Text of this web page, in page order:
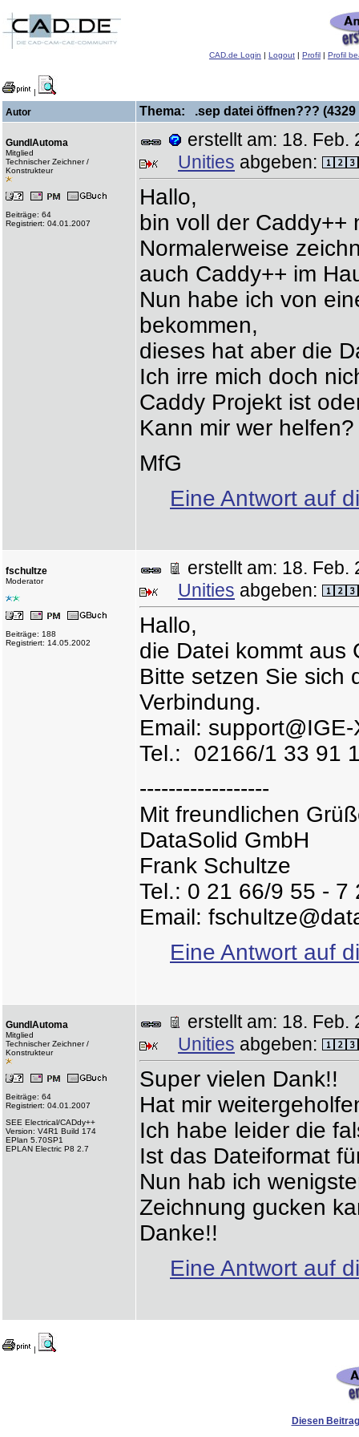
CAD.de Login | Logout | Profil | Profil
|
Autor Thema: .sep datei öffnen??? (4329
GundlAutoma
Mitglied
Technischer Zeichner /
Konstrukteur
Beiträge: 64
Registriert: 04.01.2007
erstellt am: 18.
Unities abgeben:
Hallo,
bin voll der Caddy++
Normalerweise
auch Caddy++ im
Nun habe ich von
bekommen,
dieses hat aber die
Ich irre mich doch
Caddy Projekt ist
Kann mir wer helfen?
MfG
Eine Antwort auf
fschultze
Moderator
Beiträge: 188
Registriert: 14.05.2002
erstellt am: 18.
Unities abgeben:
Hallo,
die Datei kommt aus
Bitte setzen Sie sich
Verbindung.
Email:
Tel.: 02166/1 33 91
------------------
Mit freundlichen
DataSolid GmbH
Frank Schultze
Tel.: 0 21 66/9 55 - 7
Email:
Eine Antwort auf
GundlAutoma
Mitglied
Technischer Zeichner /
Konstrukteur
Beiträge: 64
Registriert: 04.01.2007
SEE Electrical/CADdy++
Version: V4R1 Build 174
EPlan 5.70SP1
EPLAN Electric P8 2.7
erstellt am: 18.
Unities abgeben:
Super vielen Dank!!
Hat mir
Ich habe leider die
Ist das Dateiformat
Nun hab ich
Zeichnung gucken
Danke!!
Eine Antwort auf
|
Diesen